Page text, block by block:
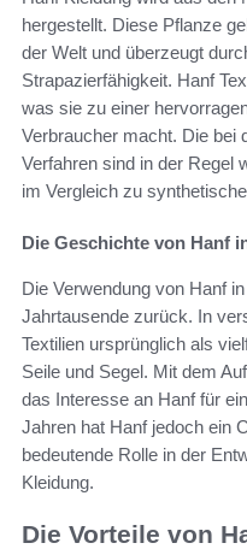
hergestellt. Diese Pflanze
der Welt und überzeugt
Strapazierfähigkeit. Hanf
was sie zu einer
Verbraucher macht. Die bei
Verfahren sind in der Regel
im Vergleich zu
Die Geschichte von Hanf
Die Verwendung von Hanf
Jahrtausende zurück. In
Textilien ursprünglich als
Seile und Segel. Mit dem
das Interesse an Hanf für
Jahren hat Hanf jedoch ein
bedeutende Rolle in der
Kleidung.
Die Vorteile von